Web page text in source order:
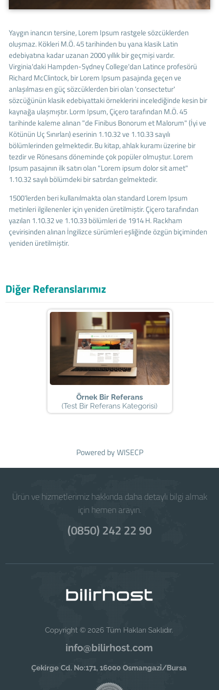
Yaygın inancın tersine, Lorem Ipsum rastgele sözcüklerden
oluşmaz. Kökleri M.Ö. 45 tarihinden bu yana klasik Latin
edebiyatına kadar uzanan 2000 yıllık bir geçmişi vardır.
Virginia'daki Hampden-Sydney College'dan Latince profesörü
Richard McClintock, bir Lorem Ipsum pasajında geçen ve
anlaşılması en güç sözcüklerden biri olan 'consectetur'
sözcüğünün klasik edebiyattaki örneklerini incelediğinde kesin bir
kaynağa ulaşmıştır. Lorm Ipsum, Çiçero tarafından M.Ö. 45
tarihinde kaleme alınan "de Finibus Bonorum et Malorum" (İyi ve
Kötünün Uç Sınırları) eserinin 1.10.32 ve 1.10.33 sayılı
bölümlerinden gelmektedir. Bu kitap, ahlak kuramı üzerine bir
tezdir ve Rönesans döneminde çok popüler olmuştur. Lorem
Ipsum pasajının ilk satırı olan "Lorem ipsum dolor sit amet"
1.10.32 sayılı bölümdeki bir satırdan gelmektedir.
1500'lerden beri kullanılmakta olan standard Lorem Ipsum
metinleri ilgilenenler için yeniden üretilmiştir. Çiçero tarafından
yazılan 1.10.32 ve 1.10.33 bölümleri de 1914 H. Rackham
çevirisinden alınan İngilizce sürümleri eşliğinde özgün biçiminden
yeniden üretilmiştir.
Diğer Referanslarımız
Örnek Bir Referans
(Test Bir Referans Kategorisi)
Powered byWISECP
Ürün ve hizmetlerimiz hakkında daha detaylı bilgi almak
için hemen arayın.
(0850) 242 22 90
Copyright © 2026 Tüm Hakları Saklıdır.
info@bilirhost.com
Çekirge Cd. No:171, 16000 Osmangazi̇/Bursa